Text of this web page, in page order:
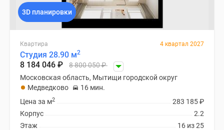
3D планировки
Квартира 4 квартал 2027
Студия 28.90 м2
8 184 046 ₽ 8 800 050₽
Московская область, Мытищи городской округ
Медведково
16 мин.
283 185₽
Цена за м2
2.2
Корпус
16 из 25
Этаж